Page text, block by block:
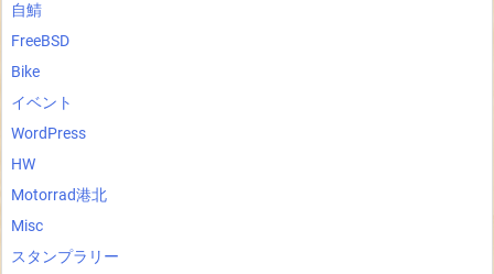
自鯖
FreeBSD
Bike
イベント
WordPress
HW
Motorrad港北
Misc
スタンプラリー